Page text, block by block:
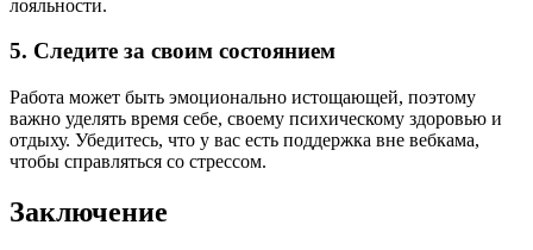
лояльности.
5. Следите за своим состоянием
Работа может быть эмоционально истощающей, поэтому
важно уделять время себе, своему психическому здоровью и
отдыху. Убедитесь, что у вас есть поддержка вне вебкама,
чтобы справляться со стрессом.
Заключение